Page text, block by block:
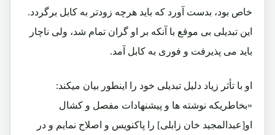
خاص بود، بدست آورد که باید هرچه زودتر به کابل برگردد.
این تبدیلی بی موقع با آنکه بر او گران تمام شد، ولی ناچار
باید می پذیرفت و فوری به کابل آمد.
او با تأثر زیاد دلیل تبدیلی خود را اینطور بیان میکند:
«بخاطریکه نوشته ها و پیشنهادات مفصل و کشال
او[عبدالمجید خان زابلی] را پاکنویس و اصلاح نمایم و در